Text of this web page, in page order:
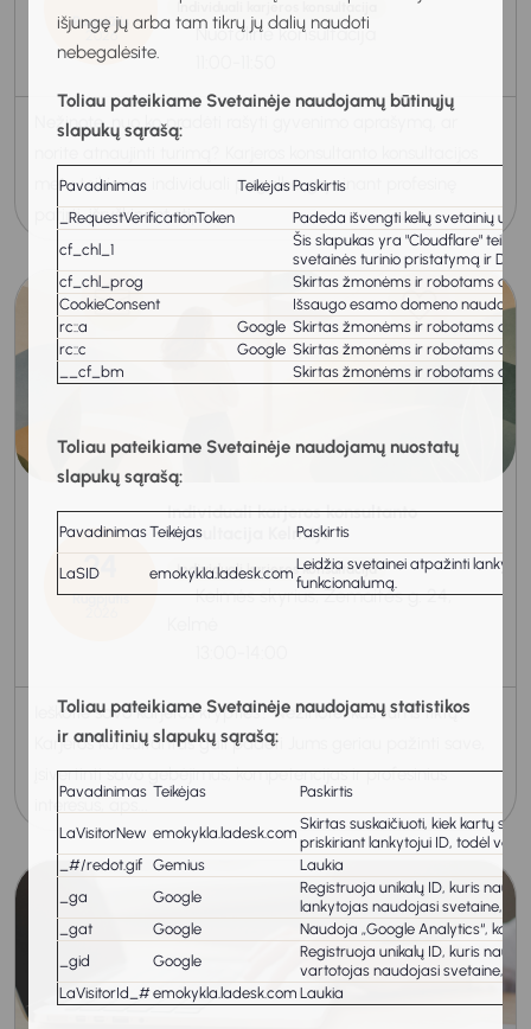
išjungę jų arba tam tikrų jų dalių naudoti
nebegalėsite.
Toliau pateikiame Svetainėje naudojamų būtinųjų
slapukų sąrašą:
Pavadinimas TeikėjasPaskirtis
_RequestVerificationToken
Padeda išvengti kelių svetainių
cf_chl_1
Šis slapukas yra "Cloudflare"
svetainės turinio pristatymą ir
cf_chl_prog
Skirtas žmonėms ir robotams
CookieConsent
Išsaugo esamo domeno
rc::a
Google Skirtas žmonėms ir robotams
rc::c
Google Skirtas žmonėms ir robotams
__cf_bm
Skirtas žmonėms ir robotams
Toliau pateikiame Svetainėje naudojamų nuostatų
slapukų sąrašą:
PavadinimasTeikėjas Paskirtis
LaSID emokykla.ladesk.com
Leidžia svetainei atpažinti
funkcionalumą.
Toliau pateikiame Svetainėje naudojamų statistikos
ir analitinių slapukų sąrašą:
Pavadinimas Teikėjas Paskirtis
LaVisitorNew emokykla.ladesk.com
Skirtas suskaičiuoti, kiek kartų
priskiriant lankytojui ID, todėl
_#/redot.gif Gemius
Laukia
_ga
Google
Registruoja unikalų ID, kuris
lankytojas naudojasi svetaine,
_gat
Google
Naudoja „Google Analytics“, kad
_gid
Google
Registruoja unikalų ID, kuris
vartotojas naudojasi svetaine,
LaVisitorId_#emokykla.ladesk.com Laukia
Rugpjūtis
2026
Individuali karjeros konsultacija
Nuotolinė konsultacija
Nežinote, nuo ko pradėti rašyti gyvenimo aprašymą, ar
metu teikiama individuali pagalba gryninant profesinę
patirtį, išryškinant stipr...
24
Rugpjūtis
Individuali karjeros konsultanto
konsultacija Kelmėje
Individuali karjeros konsultacija
Kelmės skyrius, Žemaitės g. 24,
Ieškotie savo karjeros krypties? Nežinote, kas Jums tiktų?
Karjeros konsultantas gali padėti Jums geriau pažinti save,
įsivertinti savo gebėjimus, kompetencijas ir profesinius
interesus, aps...